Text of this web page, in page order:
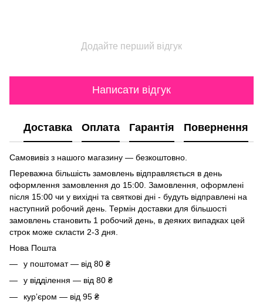
Додайте перший відгук
Написати відгук
Доставка Оплата Гарантія Повернення
Самовивіз з нашого магазину — безкоштовно.
Переважна більшість замовлень відправляється в день
оформлення замовлення до 15:00. Замовлення, оформлені
після 15:00 чи у вихідні та святкові дні - будуть відправлені на
наступний робочий день. Термін доставки для більшості
замовлень становить 1 робочий день, в деяких випадках цей
строк може скласти 2-3 дня.
Нова Пошта
у поштомат — від 80 ₴
у відділення — від 80 ₴
курʼєром — від 95 ₴